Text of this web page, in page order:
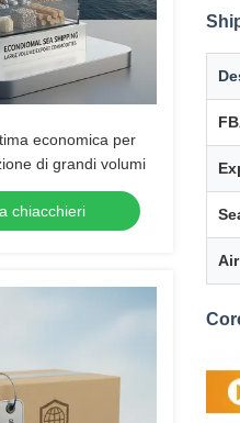
economica per
di grandi volumi
chiacchieri